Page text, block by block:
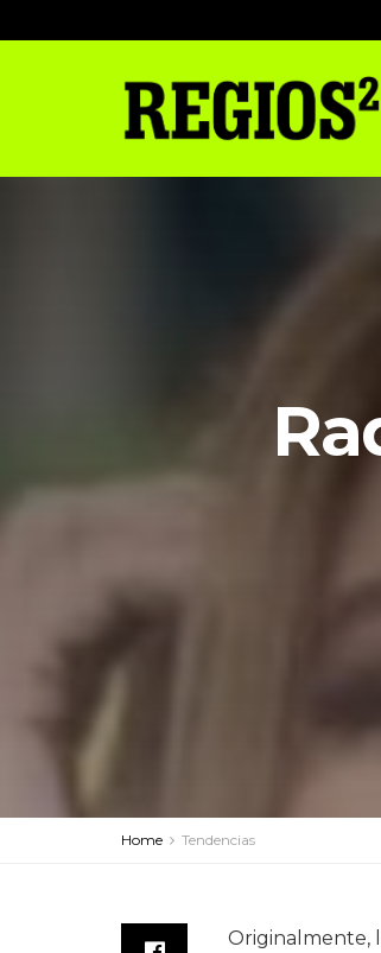
Home Tendencias
Originalmente,